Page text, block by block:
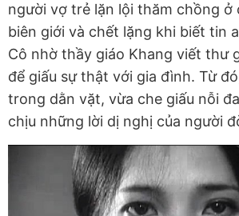
người vợ trẻ lặn lội thăm chồng ở
biên giới và chết lặng khi biết tin
Cô nhờ thầy giáo Khang viết thư
để giấu sự thật với gia đình. Từ
trong dằn vặt, vừa che giấu nỗi
chịu những lời dị nghị của người